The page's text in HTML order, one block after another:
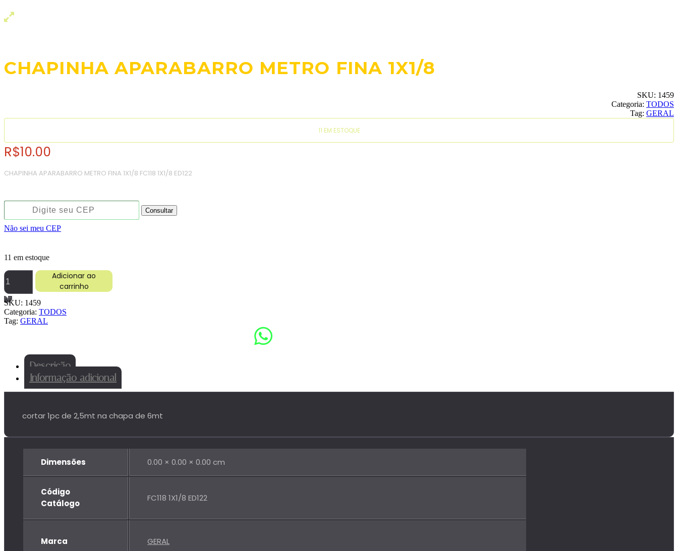
CHAPINHA APARABARRO METRO FINA 1X1/8
SKU: 1459
Categoria: TODOS
Tag: GERAL
11 EM ESTOQUE
R$10.00
CHAPINHA APARABARRO METRO FINA 1X1/8 FC118 1X1/8 ED122
Consultar
Não sei meu CEP
11 em estoque
CHAPINHA
APARABARRO
METRO
FINA
1X1/8
quantidade
Adicionar ao
carrinho
SKU: 1459
Categoria: TODOS
Tag: GERAL
Descrição
Informação adicional
cortar 1pc de 2,5mt na chapa de 6mt
Dimensões 0.00 × 0.00 × 0.00 cm
Código
Catálogo
FC118 1X1/8 ED122
Marca GERAL